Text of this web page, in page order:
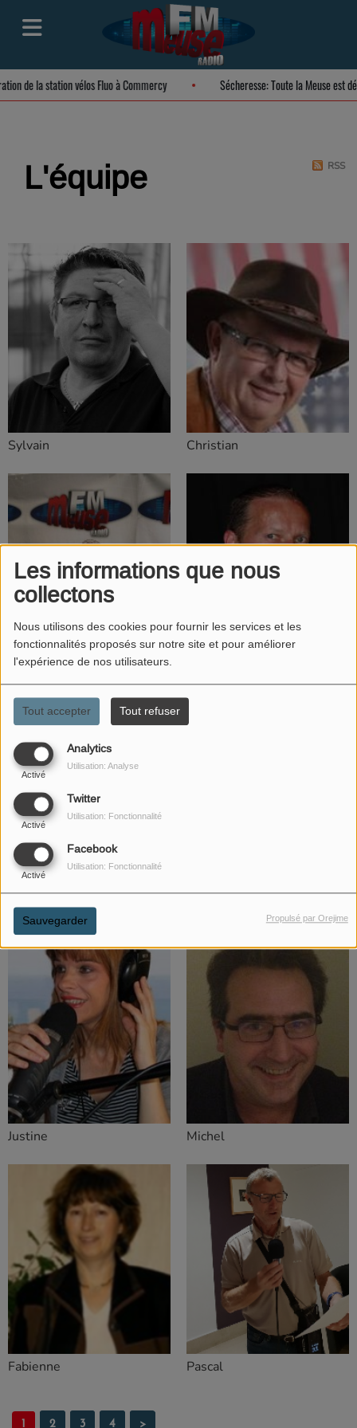
Les informations que nous
collectons
Nous utilisons des cookies pour fournir les services et les
fonctionnalités proposés sur notre site et pour améliorer
l'expérience de nos utilisateurs.
Tout accepter Tout refuser
Analytics
Activé
Utilisation: Analyse
Twitter
Activé
Utilisation: Fonctionnalité
Facebook
Activé
Utilisation: Fonctionnalité
Sauvegarder Propulsé par Orejime
de la station vélos Fluo à Commercy Sécheresse: Toute la Meuse
L'équipe RSS
Sylvain Christian
Alexis
Justine Michel
Fabienne Pascal
1 2 3 4 >